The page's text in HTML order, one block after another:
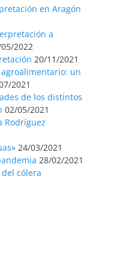
en Aragón
a
2022
20/11/2021
un
2021
de los distintos
02/05/2021
Rodríguez
24/03/2021
28/02/2021
cólera